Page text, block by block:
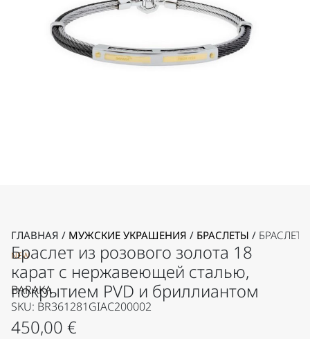
ГЛАВНАЯ / МУЖСКИЕ УКРАШЕНИЯ / БРАСЛЕТЫ / БРАСЛЕТ
NEW
Браслет из розового золота 18
карат с нержавеющей сталью,
покрытием PVD и бриллиантом
BARAKA
SKU: BR361281GIAC200002
450,00 €